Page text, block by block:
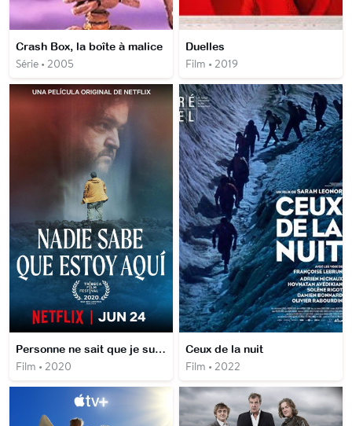
Crash Box, la boîte à malice
Série • 2005
Duelles
Film • 2019
Personne ne sait que je suis là
Film • 2020
Ceux de la nuit
Film • 2022